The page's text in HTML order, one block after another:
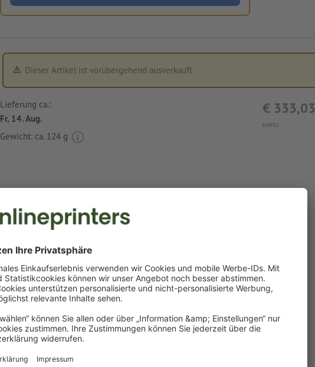
Dieser Artikel ist vorübergehend ausverkauft
netto
€ 333,03
Lieferung ca.:
Fr, 14. Aug.
Gewicht: ca. 124 g
Datenformat
Besonderheiten bei der Druckdatenerstellung:
das Produkt ist mit einer bzw. zweiSonderfarbenbedruckbar
(Volltonfarbe: Pantone FORMULA GUIDE Solid Coated, außer Metallic
und Neonfarben)
Gold (Pantone 871 C) und Silber (Pantone 877 C) sind als Druckfarben
möglich. Bitte benennen Sie dafür die in Ihren Druckdaten angelegte
Volltonfarbe in „gold“ oder „silver“.